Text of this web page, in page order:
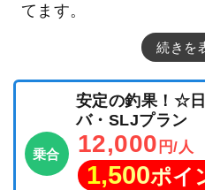
てます。
続きを
乗合
安定の釣果！☆
バ・SLJプラン
12,000 円/人
1,500ポイ